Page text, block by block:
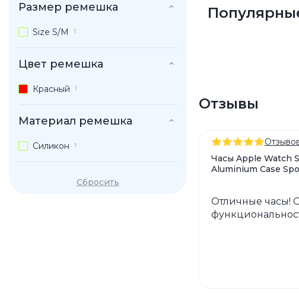
Размер ремешка
Size S/M 1
Цвет ремешка
Красный 1
Материал ремешка
Силикон 1
Сбросить
Отзывы
Часы Apple Watch
Aluminium Case
Отличные часы!